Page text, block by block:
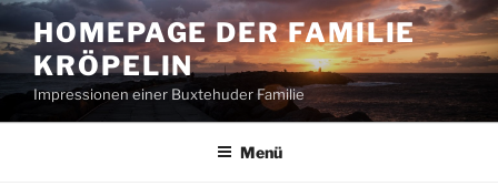
Zum
Inhalt
springen
HOMEPAGE DER FAMILIE
KRÖPELIN
Impressionen einer Buxtehuder Familie
Menü